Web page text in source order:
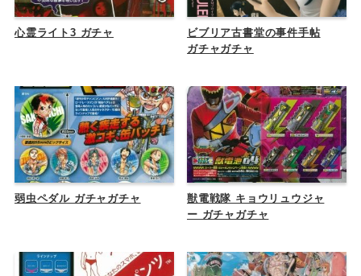
心霊ライト3 ガチャ
ビブリア古書堂の事件手帖
ガチャガチャ
弱虫ペダル ガチャガチャ
獣電戦隊 キョウリュウジャ
ー ガチャガチャ